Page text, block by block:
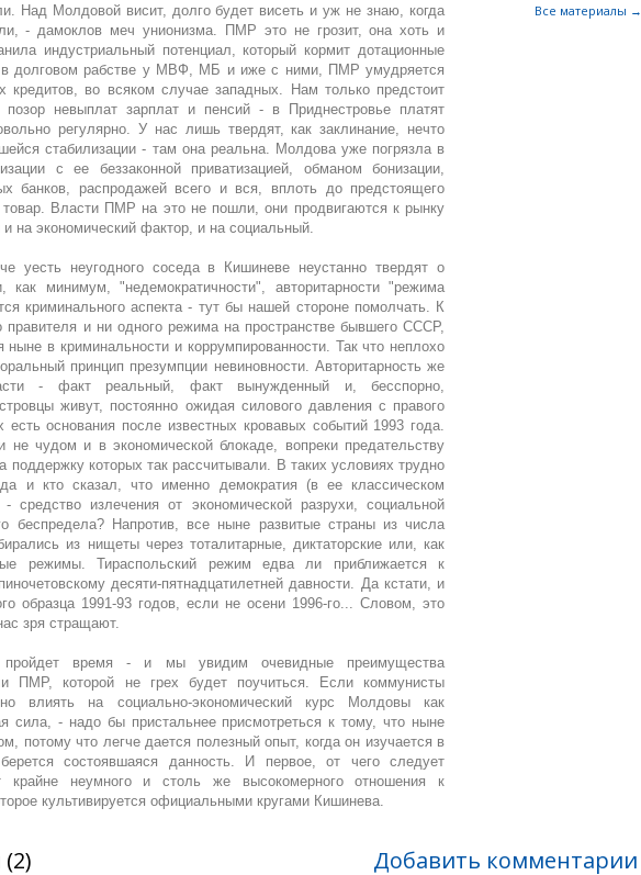
Над Молдовой висит, долго будет висеть и уж не знаю, когда
ли, - дамоклов меч унионизма. ПМР это не грозит, она хоть и
индустриальный потенциал, который кормит дотационные
долговом рабстве у МВФ, МБ и иже с ними, ПМР умудряется
кредитов, во всяком случае западных. Нам только предстоит
позор невыплат зарплат и пенсий - в Приднестровье платят
регулярно. У нас лишь твердят, как заклинание, нечто
стабилизации - там она реальна. Молдова уже погрязла в
с ее беззаконной приватизацией, обманом бонизации,
банков, распродажей всего и вся, вплоть до предстоящего
Власти ПМР на это не пошли, они продвигаются к рынку
на экономический фактор, и на социальный.
уесть неугодного соседа в Кишиневе неустанно твердят о
как минимум, "недемократичности", авторитарности "режима
криминального аспекта - тут бы нашей стороне помолчать. К
правителя и ни одного режима на пространстве бывшего СССР,
ныне в криминальности и коррумпированности. Так что неплохо
принцип презумпции невиновности. Авторитарность же
- факт реальный, факт вынужденный и, бесспорно,
живут, постоянно ожидая силового давления с правого
есть основания после известных кровавых событий 1993 года.
чудом и в экономической блокаде, вопреки предательству
поддержку которых так рассчитывали. В таких условиях трудно
и кто сказал, что именно демократия (в ее классическом
средство излечения от экономической разрухи, социальной
беспредела? Напротив, все ныне развитые страны из числа
из нищеты через тоталитарные, диктаторские или, как
режимы. Тираспольский режим едва ли приближается к
десяти-пятнадцатилетней давности. Да кстати, и
образца 1991-93 годов, если не осени 1996-го... Словом, это
зря стращают.
время - и мы увидим очевидные преимущества
ПМР, которой не грех будет поучиться. Если коммунисты
влиять на социально-экономический курс Молдовы как
сила, - надо бы пристальнее присмотреться к тому, что ныне
потому что легче дается полезный опыт, когда он изучается в
состоявшаяся данность. И первое, от чего следует
крайне неумного и столь же высокомерного отношения к
культивируется официальными кругами Кишинева.
Все материалы →
Добавить комментарии